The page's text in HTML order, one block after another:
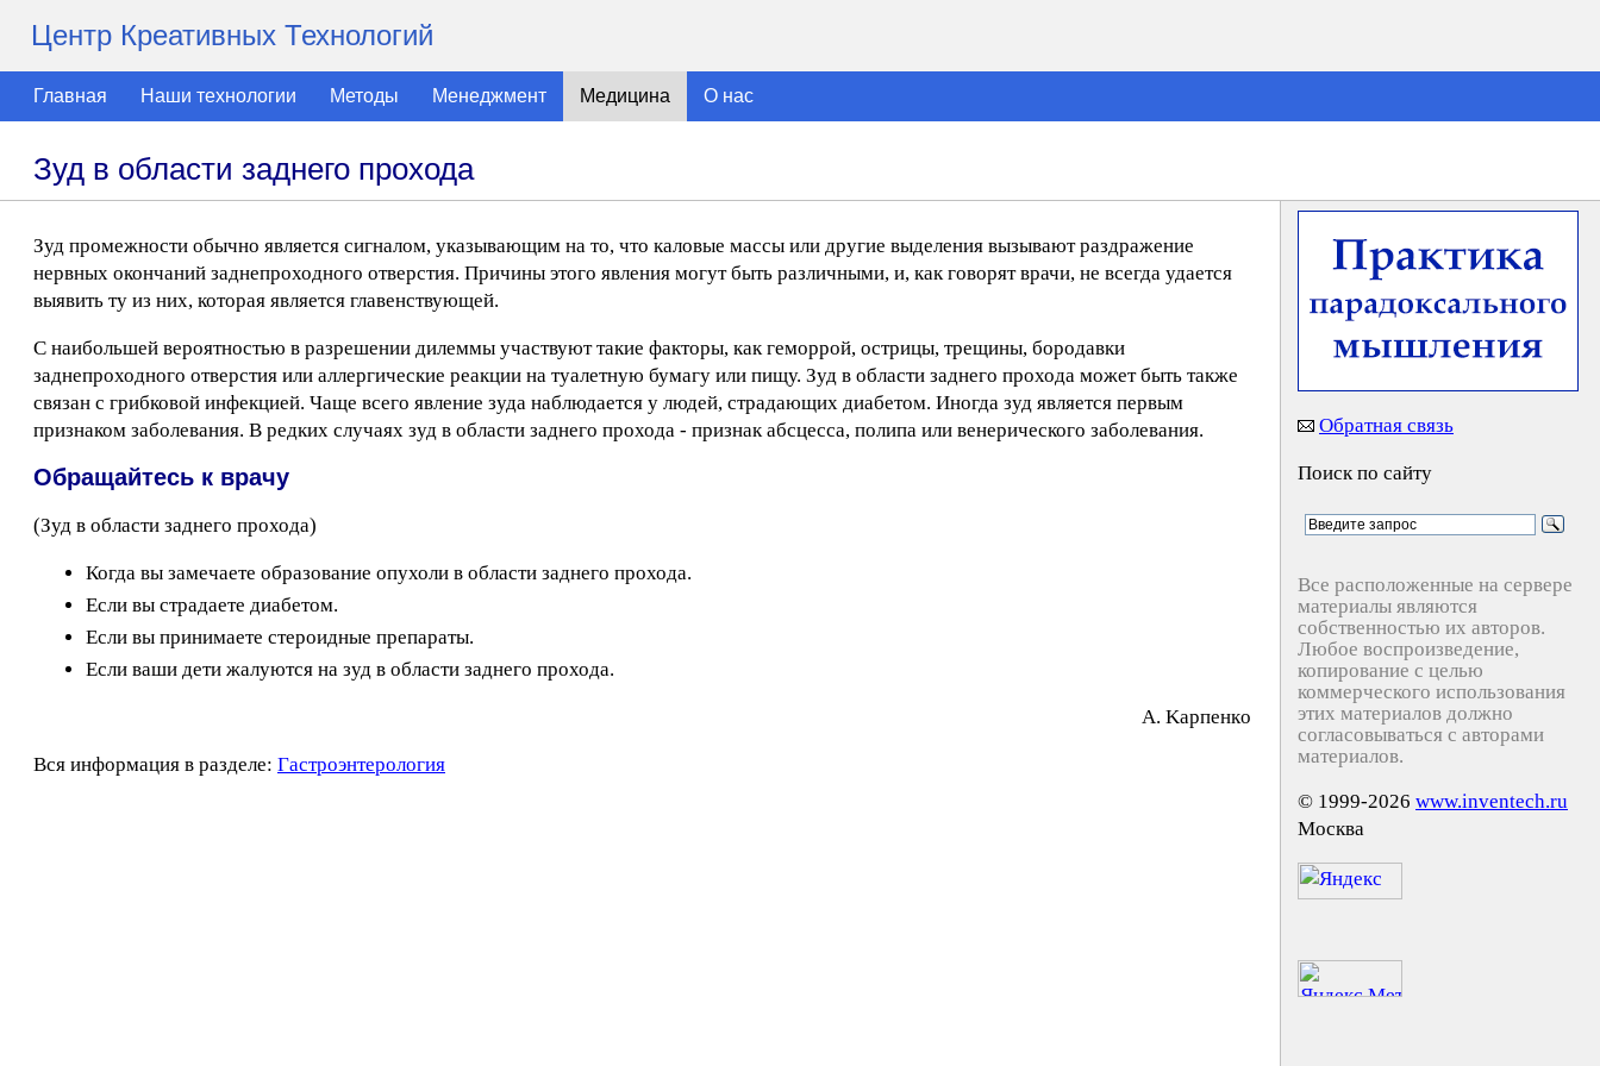
Центр Креативных Технологий
Главная Наши технологии Методы Менеджмент Медицина О нас
Зуд в области заднего прохода
Зуд промежности обычно является сигналом, указывающим на то, что каловые массы или другие выделения вызывают раздражение
нервных окончаний заднепроходного отверстия. Причины этого явления могут быть различными, и, как говорят врачи, не всегда удается
выявить ту из них, которая является главенствующей.
С наибольшей вероятностью в разрешении дилеммы участвуют такие факторы, как геморрой, острицы, трещины, бородавки
заднепроходного отверстия или аллергические реакции на туалетную бумагу или пищу. Зуд в области заднего прохода может быть также
связан с грибковой инфекцией. Чаще всего явление зуда наблюдается у людей, страдающих диабетом. Иногда зуд является первым
признаком заболевания. В редких случаях зуд в области заднего прохода - признак абсцесса, полипа или венерического заболевания.
Обращайтесь к врачу
(Зуд в области заднего прохода)
Когда вы замечаете образование опухоли в области заднего прохода.
Если вы страдаете диабетом.
Если вы принимаете стероидные препараты.
Если ваши дети жалуются на зуд в области заднего прохода.
A. Kapпeнкo
Вся информация в разделе: Гастроэнтерология
Обратная связь
Поиск по сайту
Все расположенные на сервере
материалы являются
собственностью их авторов.
Любое воспроизведение,
копирование с целью
коммерческого использования
этих материалов должно
согласовываться с авторами
материалов.
© 1999-2026 www.inventech.ru
Москва